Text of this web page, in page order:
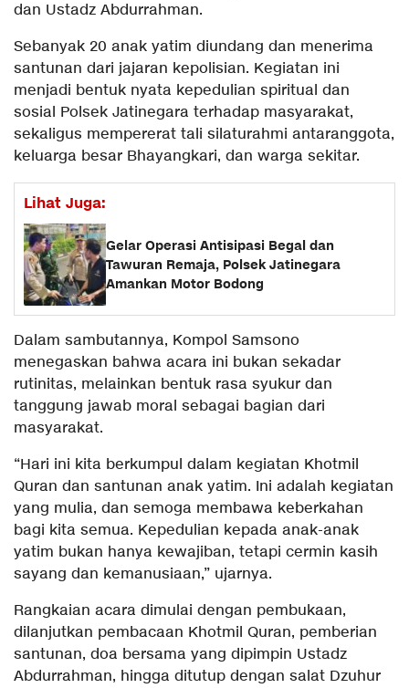
dan Ustadz Abdurrahman.
Sebanyak 20 anak yatim diundang dan menerima
santunan dari jajaran kepolisian. Kegiatan ini
menjadi bentuk nyata kepedulian spiritual dan
sosial Polsek Jatinegara terhadap masyarakat,
sekaligus mempererat tali silaturahmi antaranggota,
keluarga besar Bhayangkari, dan warga sekitar.
Lihat Juga:
Gelar Operasi Antisipasi Begal dan
Tawuran Remaja, Polsek Jatinegara
Amankan Motor Bodong
Dalam sambutannya, Kompol Samsono
menegaskan bahwa acara ini bukan sekadar
rutinitas, melainkan bentuk rasa syukur dan
tanggung jawab moral sebagai bagian dari
masyarakat.
“Hari ini kita berkumpul dalam kegiatan Khotmil
Quran dan santunan anak yatim. Ini adalah kegiatan
yang mulia, dan semoga membawa keberkahan
bagi kita semua. Kepedulian kepada anak-anak
yatim bukan hanya kewajiban, tetapi cermin kasih
sayang dan kemanusiaan,” ujarnya.
Rangkaian acara dimulai dengan pembukaan,
dilanjutkan pembacaan Khotmil Quran, pemberian
santunan, doa bersama yang dipimpin Ustadz
Abdurrahman, hingga ditutup dengan salat Dzuhur